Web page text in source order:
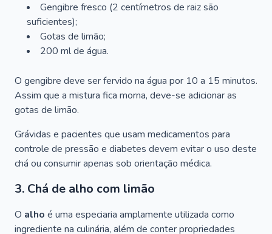
Gengibre fresco (2 centímetros de raiz são
suficientes);
Gotas de limão;
200 ml de água.
O gengibre deve ser fervido na água por 10 a 15 minutos.
Assim que a mistura fica morna, deve-se adicionar as
gotas de limão.
Grávidas e pacientes que usam medicamentos para
controle de pressão e diabetes devem evitar o uso deste
chá ou consumir apenas sob orientação médica.
3. Chá de alho com limão
O alho é uma especiaria amplamente utilizada como
ingrediente na culinária, além de conter propriedades